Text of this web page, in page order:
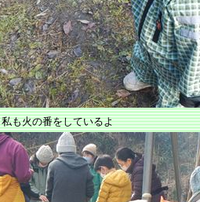
私も火の番をしているよ